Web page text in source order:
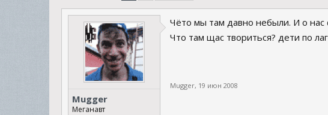
Mugger
Меганавт
Чёто мы там давно небыли. И о нас
Что там щас твориться? дети по
Mugger, 19 июн 2008